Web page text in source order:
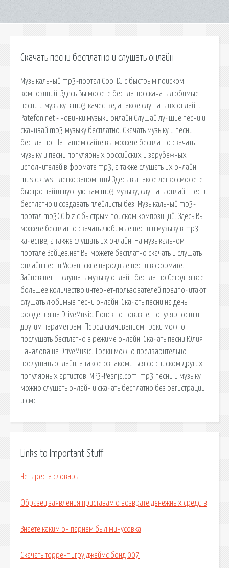
Скачать песни бесплатно и слушать онлайн
Музыкальный mp3-портал Cool.DJ с быстрым поиском
композиций. Здесь Вы можете бесплатно скачать любимые
песни и музыку в mp3 качестве, а также слушать их онлайн.
Patefon.net - новинки музыки онлайн Слушай лучшие песни и
скачивай mp3 музыку бесплатно. Скачать музыку и песни
бесплатно. На нашем сайте вы можете бесплатно скачать
музыку и песни популярных российских и зарубежных
исполнителей в формате mp3, а также слушать их онлайн.
music.я.ws - легко запомнить! Здесь вы также легко сможете
быстро найти нужную вам mp3 музыку, слушать онлайн песни
бесплатно и создавать плейлисты без. Музыкальный mp3-
портал mp3CC.biz с быстрым поиском композиций. Здесь Вы
можете бесплатно скачать любимые песни и музыку в mp3
качестве, а также слушать их онлайн. На музыкальном
портале Зайцев.нет Вы можете бесплатно скачать и слушать
онлайн песни Украинские народные песни в формате.
Зайцев.нет — слушать музыку онлайн бесплатно Сегодня все
большее количество интернет-пользователей предпочитают
слушать любимые песни онлайн. Скачать песни на день
рождения на DriveMusic. Поиск по новизне, популярности и
другим параметрам. Перед скачиванием треки можно
послушать бесплатно в режиме онлайн. Скачать песни Юлия
Началова на DriveMusic. Треки можно предварительно
послушать онлайн, а также ознакомиться со списком других
популярных артистов. MP3-Pesnja.com: mp3 песни и музыку
можно слушать онлайн и скачать бесплатно без регистрации
и смс.
Links to Important Stuff
Четыреста словарь
Образец заявления приставам о возврате денежных средств
Знаете каким он парнем был минусовка
Скачать торрент игру джеймс бонд 007